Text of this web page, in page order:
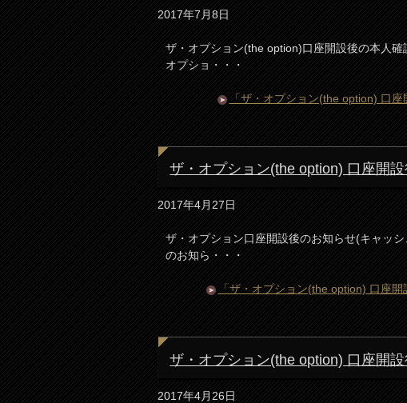
2017年7月8日
ザ・オプション(the option)口座開設後の本人
オプショ・・・
「ザ・オプション(the option) 口
ザ・オプション(the option) 口座開
2017年4月27日
ザ・オプション口座開設後のお知らせ(キャッ
のお知ら・・・
「ザ・オプション(the option) 口座
ザ・オプション(the option) 口座開
2017年4月26日